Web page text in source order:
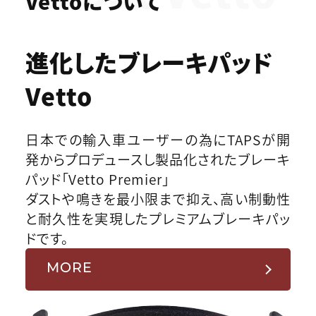
進化したブレーキパッド
Vetto
日本での輸入車ユーザーの為にTAPSが開
発からプロデュースし製品化されたブレーキ
パッド「Vetto Premier」
ダストや鳴きを最小限まで抑え、高い制動性
と耐久性を実現したプレミアムブレーキパッ
ドです。
MORE